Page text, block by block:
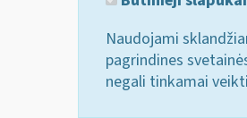
Naudojami
pagrindines
negali tinkamai